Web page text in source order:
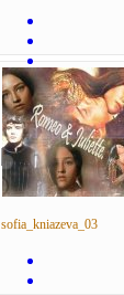
sofia_kniazeva_03